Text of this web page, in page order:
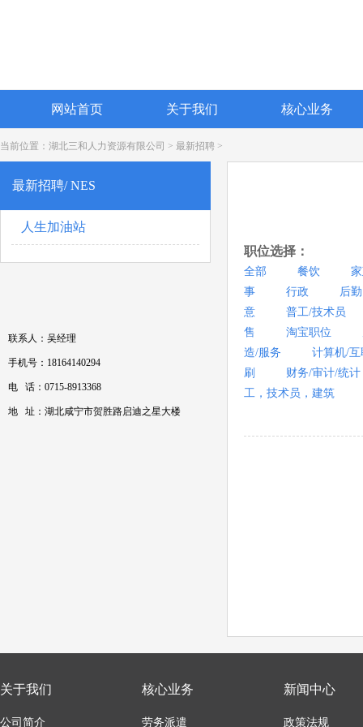
网站首页 关于我们 核心业务
当前位置： 湖北三和人力资源有限公司 > 最新招聘 >
最新招聘/ NES
人生加油站
联系人：吴经理
手机号：18164140294
电 话：0715-8913368
地 址：湖北咸宁市贺胜路启迪之星大楼
职位选择：
全部 餐饮
事
行政
后勤
意
普工/技术员
售
淘宝职位
造/服务
计算机/
刷
财务/审计/统计
工，技术员，建筑
关于我们
公司简介
核心业务
劳务派遣
新闻中心
政策法规